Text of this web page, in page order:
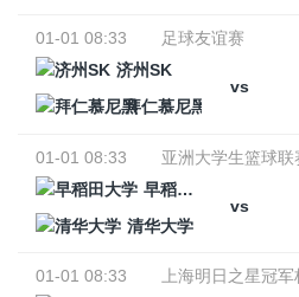
01-01 08:33
足球友谊赛
济州SK
vs
拜仁慕尼黑
01-01 08:33
亚洲大学生篮球联
早稻田大学
vs
清华大学
01-01 08:33
上海明日之星冠军